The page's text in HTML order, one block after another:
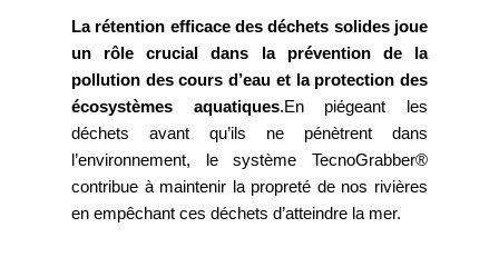
La rétention efficace des déchets solides joue
un rôle crucial dans la prévention de la
pollution des cours d’eau et la protection des
écosystèmes aquatiques.En piégeant les
déchets avant qu’ils ne pénètrent dans
l’environnement, le système TecnoGrabber®
contribue à maintenir la propreté de nos rivières
en empêchant ces déchets d’atteindre la mer.